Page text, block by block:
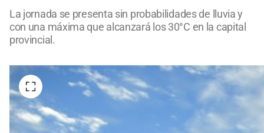
La jornada se presenta sin probabilidades de lluvia y
con una máxima que alcanzará los 30°C en la capital
provincial.